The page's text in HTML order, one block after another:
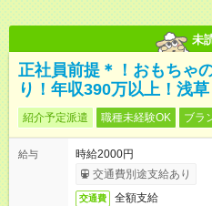
未
正社員前提＊！おもちゃ
り！年収390万以上！浅草
紹介予定派遣 職種未経験OK ブラ
給与
時給2000円
交通費別途支給あり
交通費 全額支給